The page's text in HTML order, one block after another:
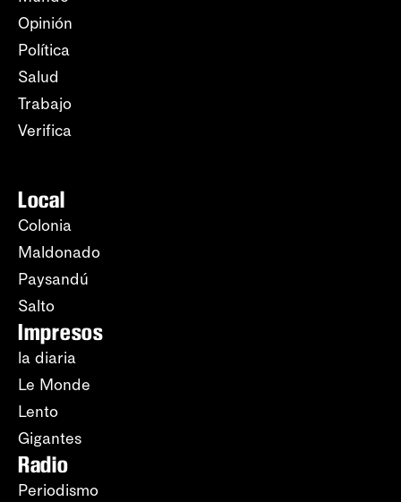
Opinión
Política
Salud
Trabajo
Verifica
Local
Colonia
Maldonado
Paysandú
Salto
Impresos
la diaria
Le Monde
Lento
Gigantes
Radio
Periodismo